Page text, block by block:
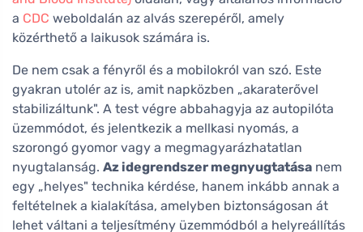
a CDC weboldalán az alvás szerepéről, amely
közérthető a laikusok számára is.
De nem csak a fényről és a mobilokról van szó. Este
gyakran utolér az is, amit napközben „akaraterővel
stabilizáltunk". A test végre abbahagyja az autopilóta
üzemmódot, és jelentkezik a mellkasi nyomás, a
szorongó gyomor vagy a megmagyarázhatatlan
nyugtalanság. Az idegrendszer megnyugtatása nem
egy „helyes" technika kérdése, hanem inkább annak a
feltételnek a kialakítása, amelyben biztonságosan át
lehet váltani a teljesítmény üzemmódból a helyreállítás